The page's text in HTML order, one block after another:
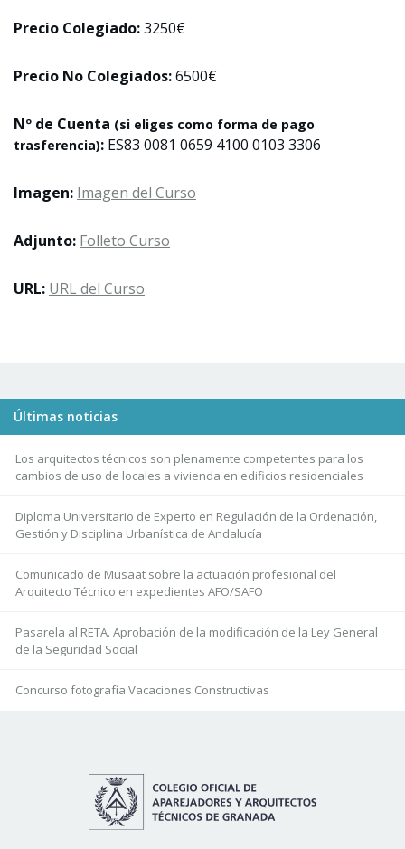
Precio Colegiado:3250€
Precio No Colegiados:6500€
Nº de Cuenta (si eliges como forma de pago
trasferencia): ES83 0081 0659 4100 0103 3306
Imagen: Imagen del Curso
Adjunto: Folleto Curso
URL: URL del Curso
Últimas noticias
Los arquitectos técnicos son plenamente competentes para los
cambios de uso de locales a vivienda en edificios residenciales
Diploma Universitario de Experto en Regulación de la Ordenación,
Gestión y Disciplina Urbanística de Andalucía
Comunicado de Musaat sobre la actuación profesional del
Arquitecto Técnico en expedientes AFO/SAFO
Pasarela al RETA. Aprobación de la modificación de la Ley General
de la Seguridad Social
Concurso fotografía Vacaciones Constructivas